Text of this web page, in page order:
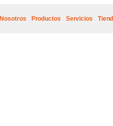
Nosotros Productos Servicios